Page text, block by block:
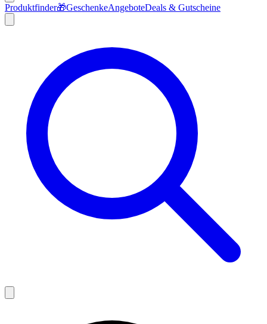
Produktfinder🎁GeschenkeAngeboteDeals & Gutscheine